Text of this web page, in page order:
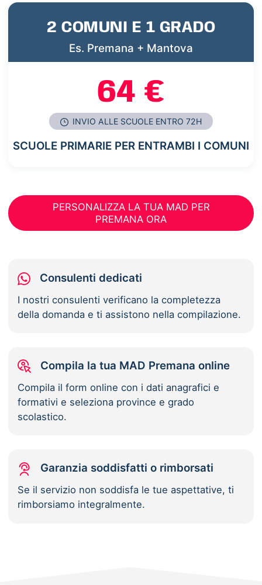
2 COMUNI E 1 GRADO
Es. Premana + Mantova
64 €
INVIO ALLE SCUOLE ENTRO 72H
SCUOLE PRIMARIE PER ENTRAMBI I COMUNI
PERSONALIZZA LA TUA MAD PER
PREMANA ORA
Consulenti dedicati
I nostri consulenti verificano la completezza
della domanda e ti assistono nella compilazione.
Compila la tua MAD Premana online
Compila il form online con i dati anagrafici e
formativi e seleziona province e grado
scolastico.
Garanzia soddisfatti o rimborsati
Se il servizio non soddisfa le tue aspettative, ti
rimborsiamo integralmente.